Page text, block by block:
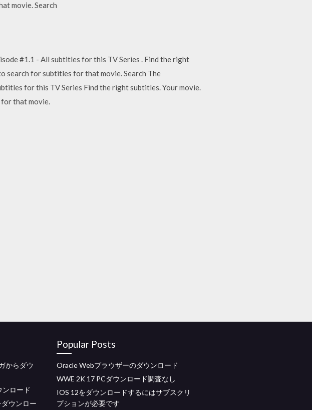
movie. Search
#1.1 - All subtitles for this TV Series . Find the right
search for subtitles for that movie. Search The
for this TV Series Find the right subtitles. Your movie.
that movie.
からダウ
ンロード
ウンロー
Popular Posts
Oracle Webブラウザーのダウンロード
WWE 2K 17 PCダウンロード調査なし
IOS 12をダウンロードするにはサブスクリ
プションが必要です